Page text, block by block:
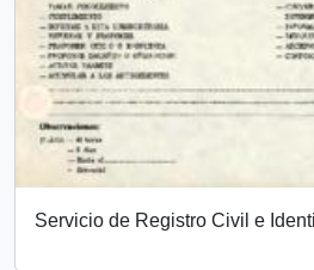
Servicio de Registro Civil e